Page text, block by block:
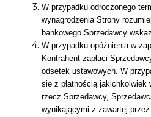
W przypadku odroczonego
wynagrodzenia Strony
bankowego Sprzedawcy
W przypadku opóźnienia w
Kontrahent zapłaci
odsetek ustawowych. W
się z płatnością
rzecz Sprzedawcy,
wynikającymi z zawartej